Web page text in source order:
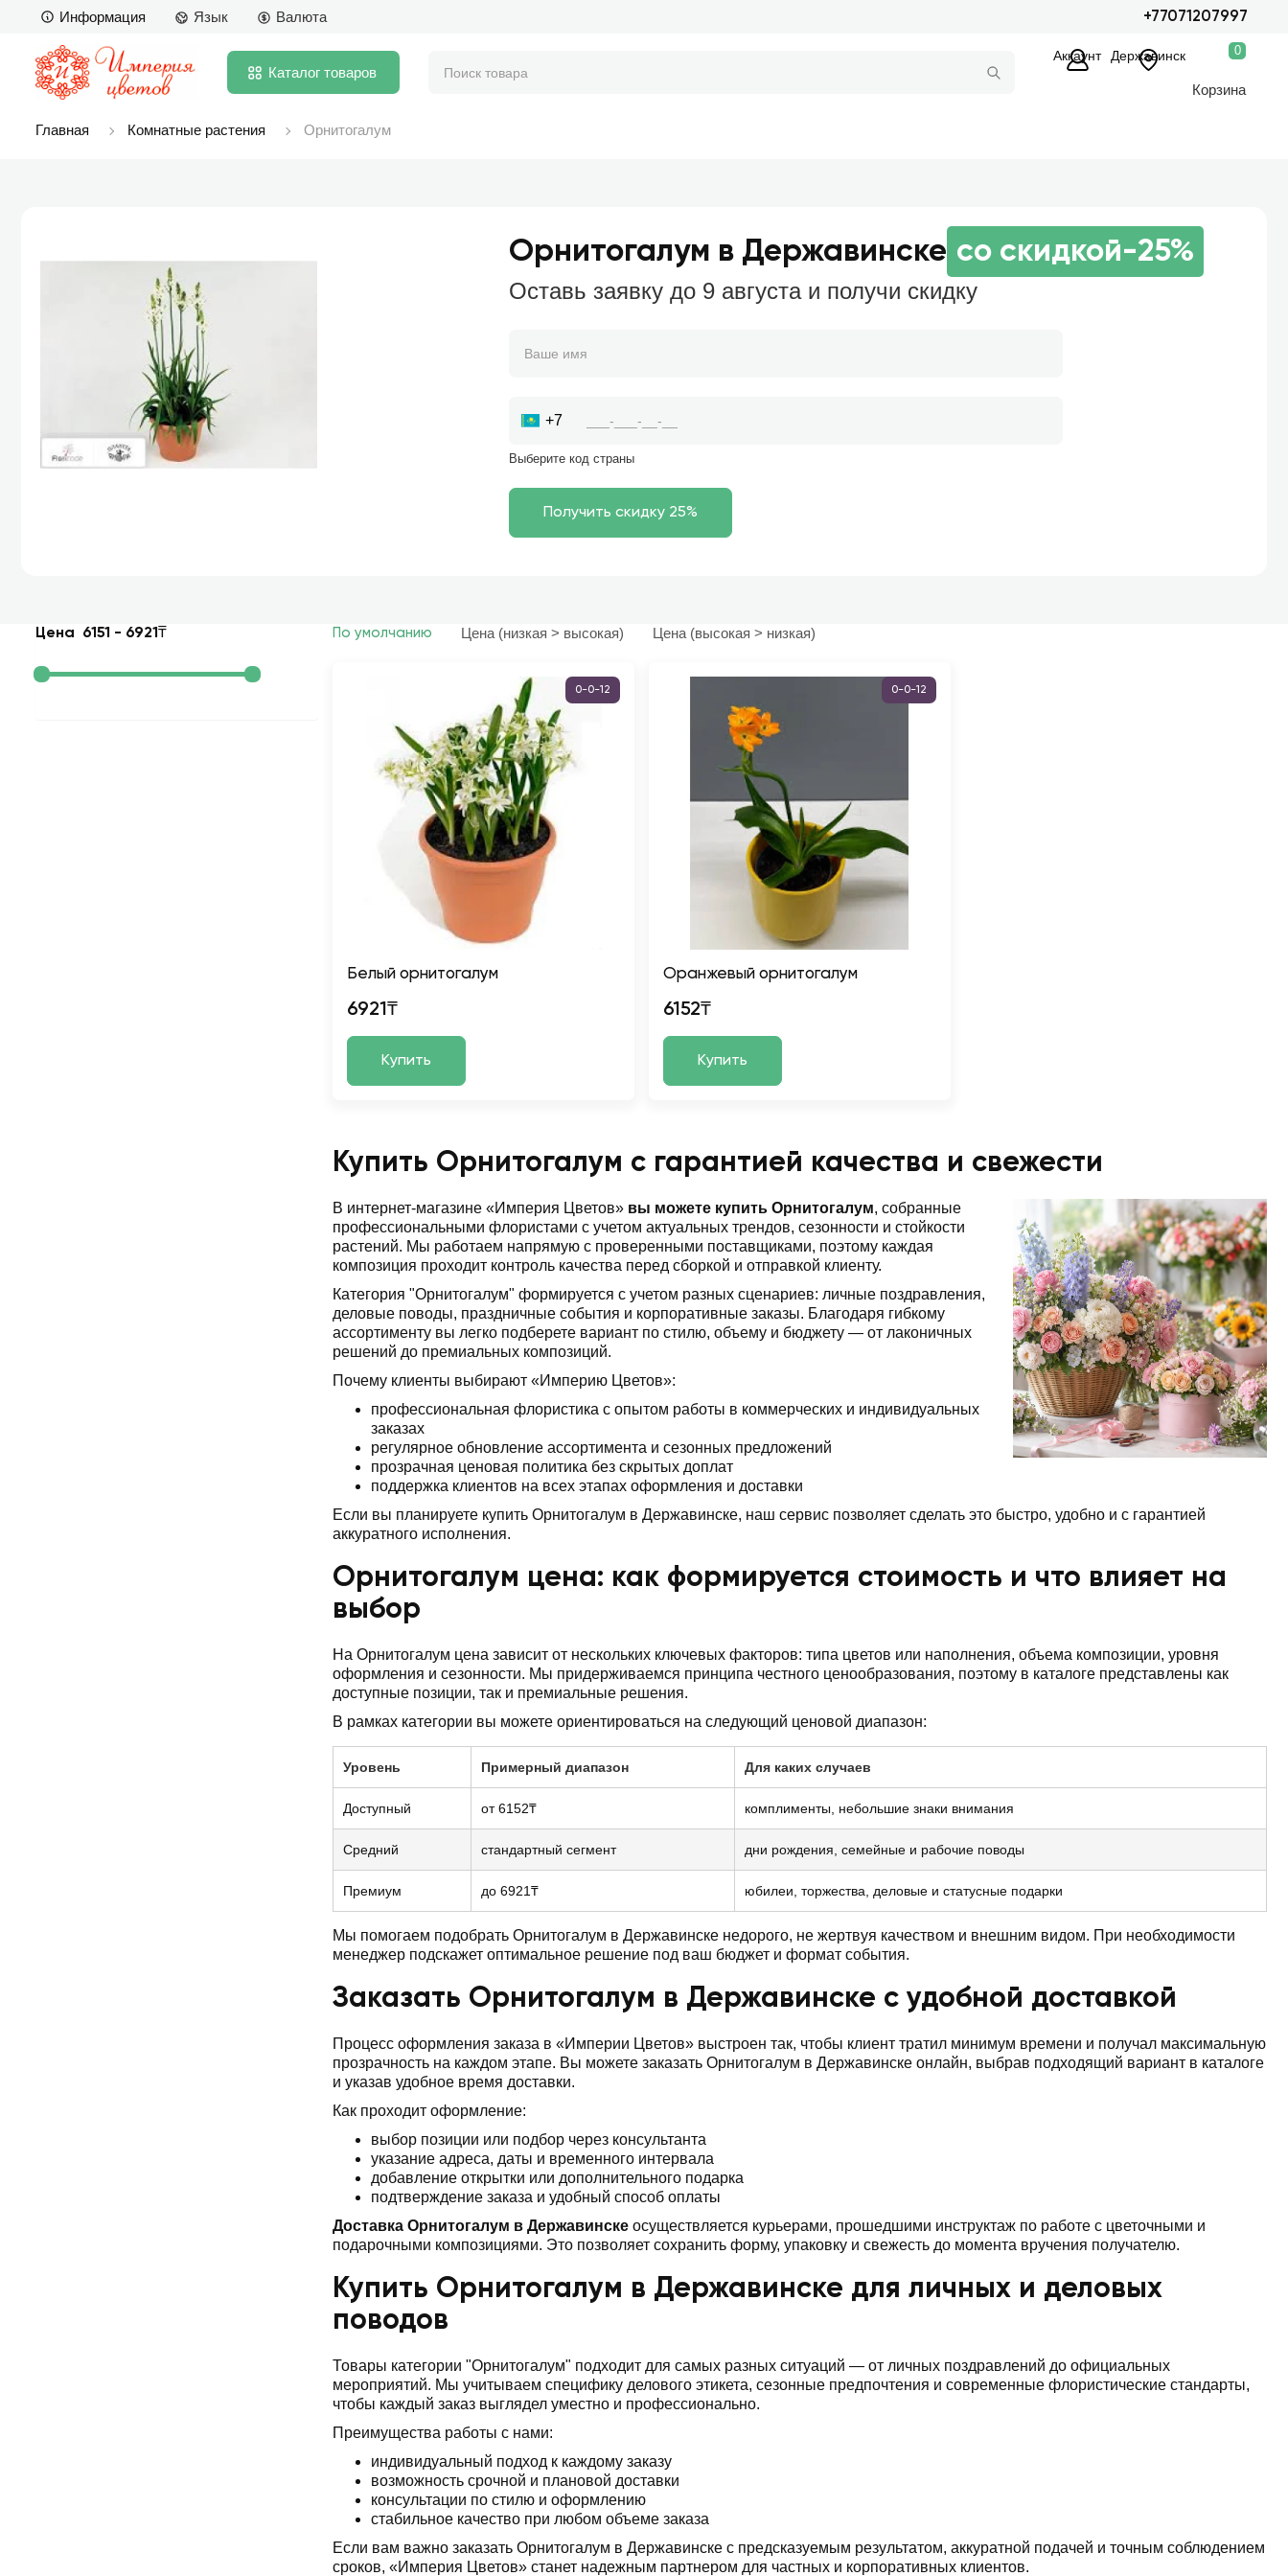
Информация Язык Валюта +77071207997
Каталог товаров
Аккаунт Державинск 0
Корзина
Главная Комнатные растения Орнитогалум
Орнитогалум в Державинске со скидкой-25%
Оставь заявку до 9 августа и получи скидку
+7
Выберите код страны
Цена 6151 - 6921₸ По умолчанию Цена (низкая > высокая) Цена (высокая > низкая)
0-0-12
Белый орнитогалум
6921₸
Купить
0-0-12
Оранжевый орнитогалум
6152₸
Купить
Купить Орнитогалум с гарантией качества и свежести
В интернет-магазине «Империя Цветов» вы можете купить Орнитогалум, собранные
профессиональными флористами с учетом актуальных трендов, сезонности и стойкости
растений. Мы работаем напрямую с проверенными поставщиками, поэтому каждая
композиция проходит контроль качества перед сборкой и отправкой клиенту.
Категория "Орнитогалум" формируется с учетом разных сценариев: личные поздравления,
деловые поводы, праздничные события и корпоративные заказы. Благодаря гибкому
ассортименту вы легко подберете вариант по стилю, объему и бюджету — от лаконичных
решений до премиальных композиций.
Почему клиенты выбирают «Империю Цветов»:
профессиональная флористика с опытом работы в коммерческих и индивидуальных
заказах
регулярное обновление ассортимента и сезонных предложений
прозрачная ценовая политика без скрытых доплат
поддержка клиентов на всех этапах оформления и доставки
Если вы планируете купить Орнитогалум в Державинске, наш сервис позволяет сделать это быстро, удобно и с гарантией
аккуратного исполнения.
Орнитогалум цена: как формируется стоимость и что влияет на
выбор
На Орнитогалум цена зависит от нескольких ключевых факторов: типа цветов или наполнения, объема композиции, уровня
оформления и сезонности. Мы придерживаемся принципа честного ценообразования, поэтому в каталоге представлены как
доступные позиции, так и премиальные решения.
В рамках категории вы можете ориентироваться на следующий ценовой диапазон:
Уровень Примерный диапазон Для каких случаев
Доступный от 6152₸ комплименты, небольшие знаки внимания
Средний стандартный сегмент дни рождения, семейные и рабочие поводы
Премиум до 6921₸ юбилеи, торжества, деловые и статусные подарки
Мы помогаем подобрать Орнитогалум в Державинске недорого, не жертвуя качеством и внешним видом. При необходимости
менеджер подскажет оптимальное решение под ваш бюджет и формат события.
Заказать Орнитогалум в Державинске с удобной доставкой
Процесс оформления заказа в «Империи Цветов» выстроен так, чтобы клиент тратил минимум времени и получал максимальную
прозрачность на каждом этапе. Вы можете заказать Орнитогалум в Державинске онлайн, выбрав подходящий вариант в каталоге
и указав удобное время доставки.
Как проходит оформление:
выбор позиции или подбор через консультанта
указание адреса, даты и временного интервала
добавление открытки или дополнительного подарка
подтверждение заказа и удобный способ оплаты
Доставка Орнитогалум в Державинске осуществляется курьерами, прошедшими инструктаж по работе с цветочными и
подарочными композициями. Это позволяет сохранить форму, упаковку и свежесть до момента вручения получателю.
Купить Орнитогалум в Державинске для личных и деловых
поводов
Товары категории "Орнитогалум" подходит для самых разных ситуаций — от личных поздравлений до официальных
мероприятий. Мы учитываем специфику делового этикета, сезонные предпочтения и современные флористические стандарты,
чтобы каждый заказ выглядел уместно и профессионально.
Преимущества работы с нами:
индивидуальный подход к каждому заказу
возможность срочной и плановой доставки
консультации по стилю и оформлению
стабильное качество при любом объеме заказа
Если вам важно заказать Орнитогалум в Державинске с предсказуемым результатом, аккуратной подачей и точным соблюдением
сроков, «Империя Цветов» станет надежным партнером для частных и корпоративных клиентов.